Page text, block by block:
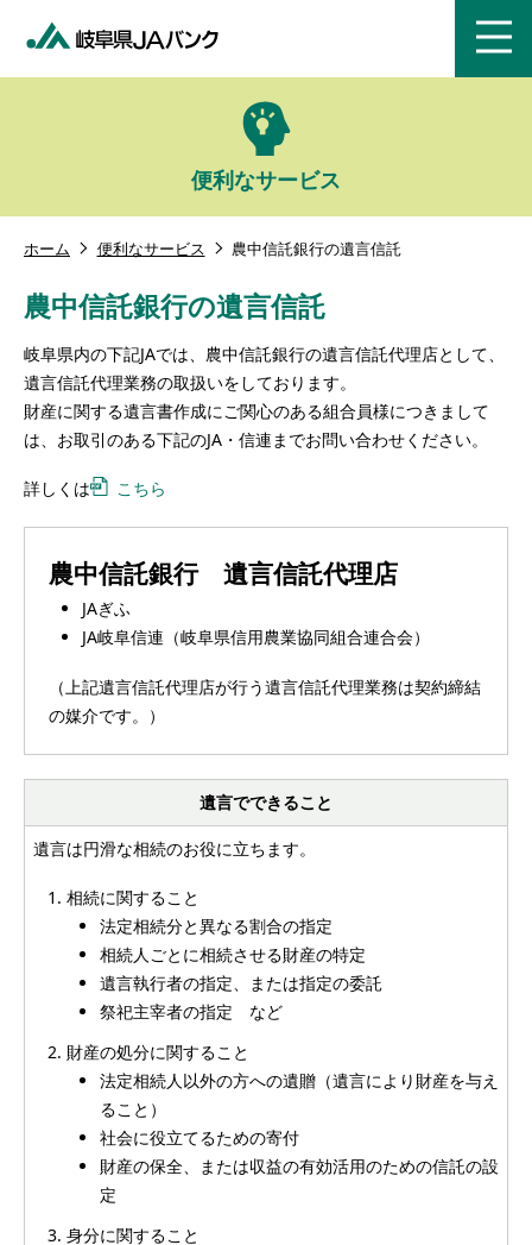
便利なサービス
ホーム 便利なサービス 農中信託銀行の遺言信託
農中信託銀行の遺言信託
岐阜県内の下記JAでは、農中信託銀行の遺言信託代理店として、
遺言信託代理業務の取扱いをしております。
財産に関する遺言書作成にご関心のある組合員様につきまして
は、お取引のある下記のJA・信連までお問い合わせください。
詳しくは こちら
農中信託銀行 遺言信託代理店
JAぎふ
JA岐阜信連（岐阜県信用農業協同組合連合会）
（上記遺言信託代理店が行う遺言信託代理業務は契約締結
の媒介です。）
遺言でできること
遺言は円滑な相続のお役に立ちます。
相続に関すること
法定相続分と異なる割合の指定
相続人ごとに相続させる財産の特定
遺言執行者の指定、または指定の委託
祭祀主宰者の指定 など
財産の処分に関すること
法定相続人以外の方への遺贈（遺言により財産を与え
ること）
社会に役立てるための寄付
財産の保全、または収益の有効活用のための信託の設
定
身分に関すること